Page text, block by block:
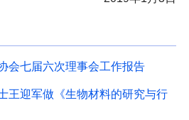
会七届六次理事会工作报告
王迎军做《生物材料的研究与行